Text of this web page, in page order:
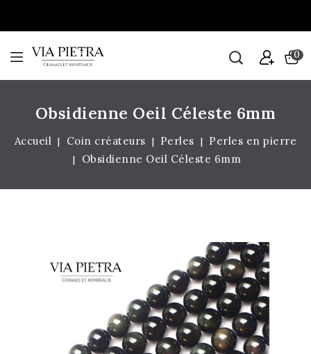
0
Obsidienne Oeil Céleste 6mm
Accueil Coin créateurs Perles
Perles en pierre
Obsidienne Oeil Céleste 6mm